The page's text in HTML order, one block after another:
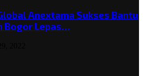
Anextama Sukses Bantu
Bogor Lepas…